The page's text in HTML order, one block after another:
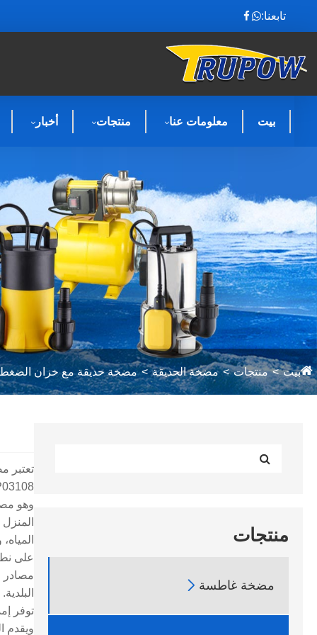
تابعنا:
بيت معلومات عنا منتجات أخبار
بيت منتجات مضخة الحديقة مضخة حديقة مع خزان
منتجات
مضخة غاطسة 
وهو
على
مصادر
توفر
ويقدم